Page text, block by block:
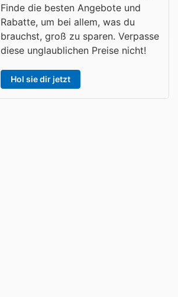
Finde die besten Angebote und
Rabatte, um bei allem, was du
brauchst, groß zu sparen. Verpasse
diese unglaublichen Preise nicht!
Hol sie dir jetzt